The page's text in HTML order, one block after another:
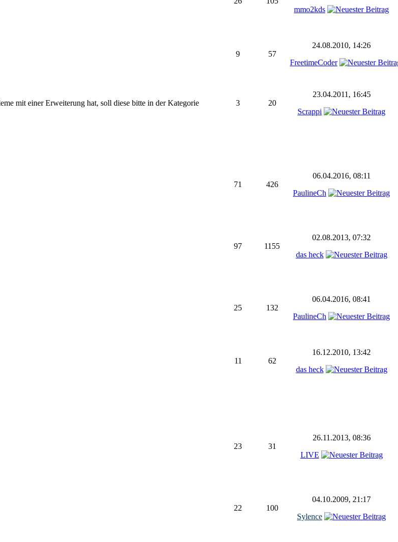
mmo2kds
9 57
24.08.2010, 14:26
FreetimeCoder
mit einer Erweiterung hat, soll diese bitte in der Kategorie
3 20
23.04.2011, 16:45
Scrappi
71 426
06.04.2016, 08:11
PaulineCh
97 1155
02.08.2013, 07:32
das heck
25 132
06.04.2016, 08:41
PaulineCh
11 62
16.12.2010, 13:42
das heck
23 31
26.11.2013, 08:36
LIVE
22 100
04.10.2009, 21:17
Sylence